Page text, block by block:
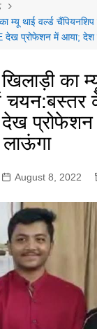
म्यू थाई वर्ल्ड
देख प्रोफेशन में आया; देश
का
चयन:बस्तर
August 8, 2022